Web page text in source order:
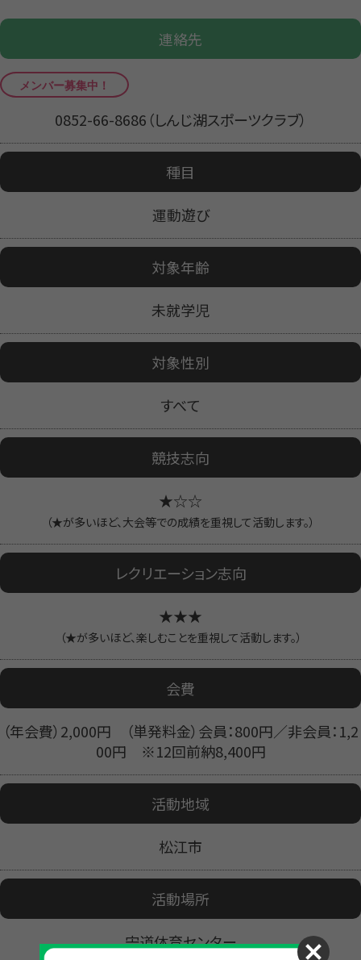
連絡先
0852-66-8686（しんじ湖スポーツクラブ）
種目
運動遊び
対象年齢
未就学児
対象性別
すべて
競技志向
★☆☆
（★が多いほど、大会等での成績を重視して活動します。）
レクリエーション志向
★★★
（★が多いほど、楽しむことを重視して活動します。）
会費
（年会費）2,000円 （単発料金）会員：800円／非会員：1,2
00円 ※12回前納8,400円
活動地域
松江市
活動場所
宍道体育センター